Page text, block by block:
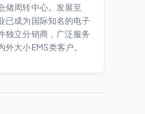
储周转中心。发展至
已成为国际知名的电子
独立分销商，广泛服务
外大小EMS类客户。